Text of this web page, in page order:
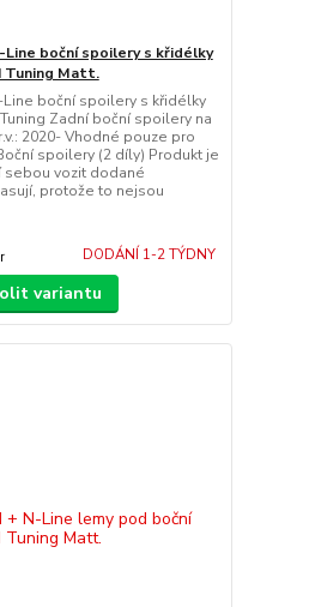
Line boční spoilery s křidélky
Tuning Matt.
Line boční spoilery s křidélky
Zadní boční spoilery na
2020- Vhodné pouze pro
spoilery (2 díly) Produkt je
sebou vozit dodané
protože to nejsou
DODÁNÍ 1-2 TÝDNY
variantu